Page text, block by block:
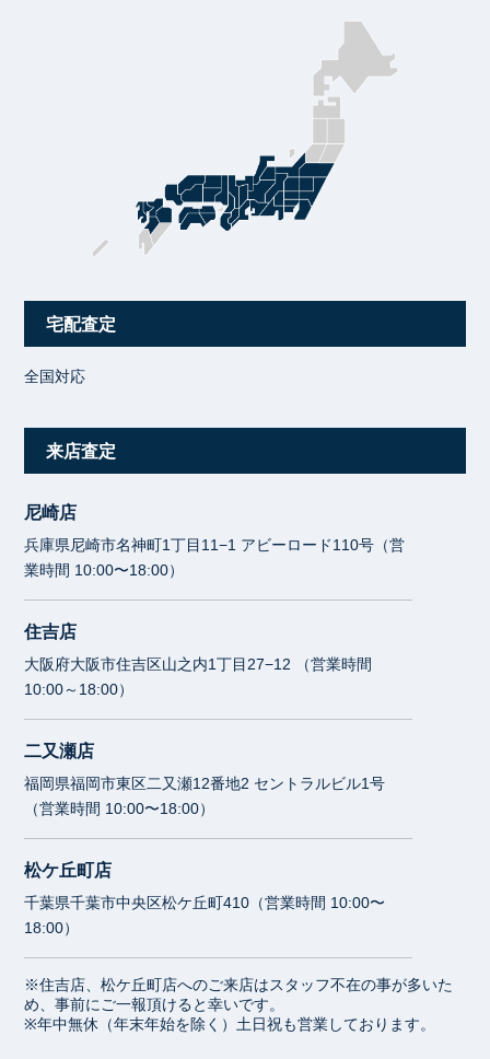
宅配査定
全国対応
来店査定
尼崎店
兵庫県尼崎市名神町1丁目11−1 アビーロード110号（営
業時間 10:00〜18:00）
住吉店
大阪府大阪市住吉区山之内1丁目27−12 （営業時間
10:00～18:00）
二又瀬店
福岡県福岡市東区二又瀬12番地2 セントラルビル1号
（営業時間 10:00〜18:00）
松ケ丘町店
千葉県千葉市中央区松ケ丘町410（営業時間 10:00〜
18:00）
※住吉店、松ケ丘町店へのご来店はスタッフ不在の事が多いた
め、事前にご一報頂けると幸いです。
※年中無休（年末年始を除く）土日祝も営業しております。